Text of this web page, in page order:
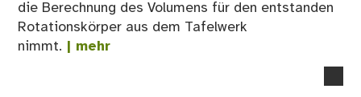
die Berechnung des Volumens für den entstanden
Rotationskörper aus dem Tafelwerk
nimmt. | mehr